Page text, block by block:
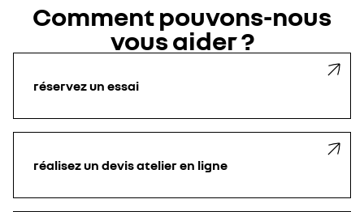
Comment pouvons-nous
vous aider ?
réservez un essai
réalisez un devis atelier en ligne